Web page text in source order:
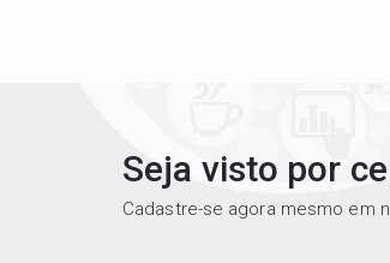
Seja visto por
Cadastre-se agora mesmo em